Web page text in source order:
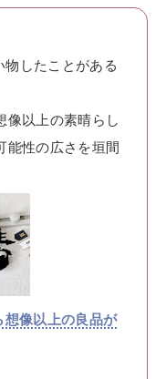
物したことがある
像以上の素晴らし
能性の広さを垣間
想像以上の良品が